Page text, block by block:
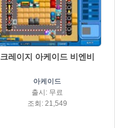
크레이지 아케이드 비엔비
아케이드
출시: 무료
조회: 21,549